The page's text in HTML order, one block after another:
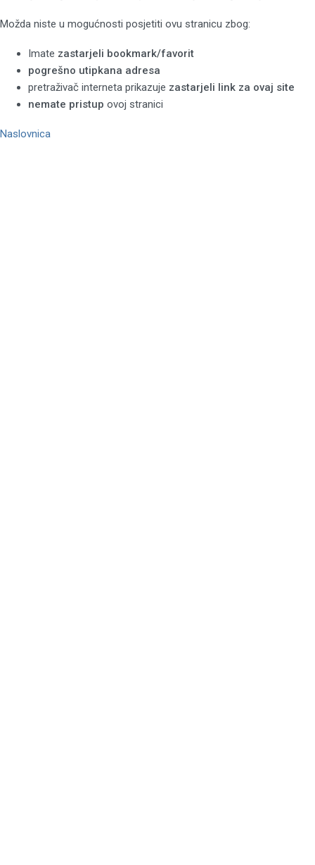
Možda niste u mogućnosti posjetiti ovu stranicu zbog:
Imate zastarjeli bookmark/favorit
pogrešno utipkana adresa
pretraživač interneta prikazuje zastarjeli link za ovaj site
nemate pristup ovoj stranici
Naslovnica